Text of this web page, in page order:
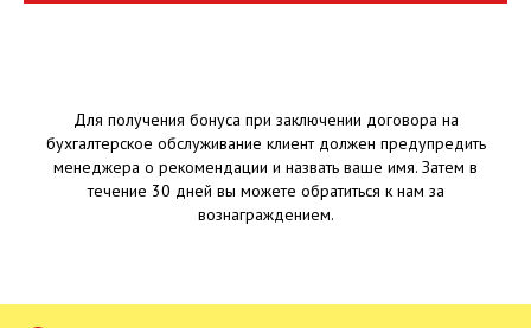
Для получения бонуса при заключении договора на
бухгалтерское обслуживание клиент должен предупредить
менеджера о рекомендации и назвать ваше имя. Затем в
течение 30 дней вы можете обратиться к нам за
вознаграждением.